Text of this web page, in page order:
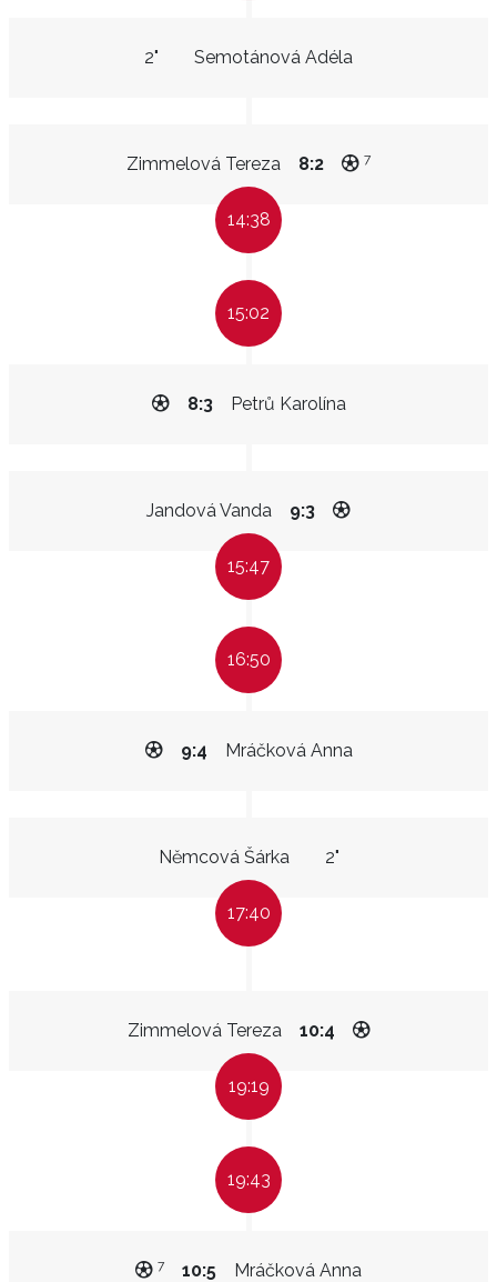
Semotánová Adéla
2"
Zimmelová Tereza 8:2 7
14:38
15:02
Petrů Karolína
8:3
Jandová Vanda 9:3
15:47
16:50
Mráčková Anna
9:4
Němcová Šárka 2"
17:40
Zimmelová Tereza 10:4
19:19
19:43
Mráčková Anna
10:5
7